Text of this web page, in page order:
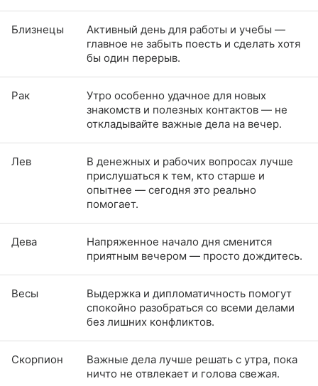
Близнецы
Активный день для работы и учебы —
главное не забыть поесть и сделать хотя
бы один перерыв.
Рак
Утро особенно удачное для новых
знакомств и полезных контактов — не
откладывайте важные дела на вечер.
Лев
В денежных и рабочих вопросах лучше
прислушаться к тем, кто старше и
опытнее — сегодня это реально
помогает.
Дева
Напряженное начало дня сменится
приятным вечером — просто дождитесь.
Весы
Выдержка и дипломатичность помогут
спокойно разобраться со всеми делами
без лишних конфликтов.
Скорпион
Важные дела лучше решать с утра, пока
ничто не отвлекает и голова свежая.